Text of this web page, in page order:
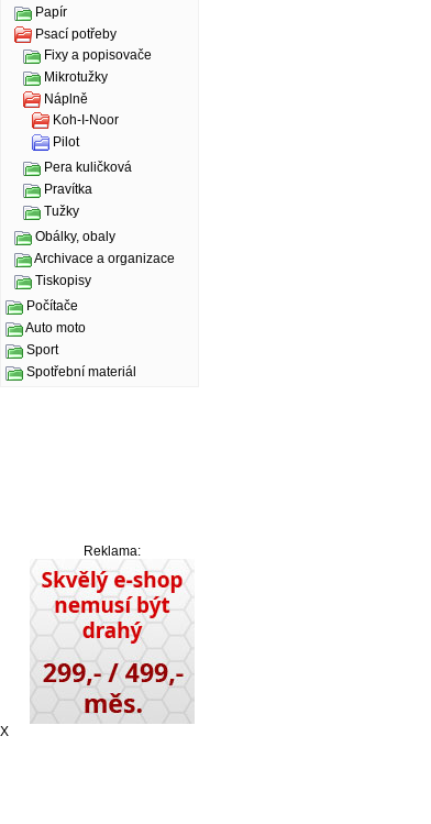
Papír
Psací potřeby
Fixy a popisovače
Mikrotužky
Náplně
Koh-I-Noor
Pilot
Pera kuličková
Pravítka
Tužky
Obálky, obaly
Archivace a organizace
Tiskopisy
Počítače
Auto moto
Sport
Spotřební materiál
Reklama:
X